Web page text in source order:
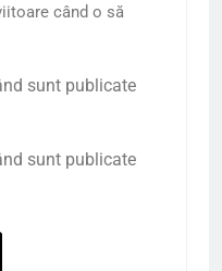
când o să
sunt publicate
sunt publicate